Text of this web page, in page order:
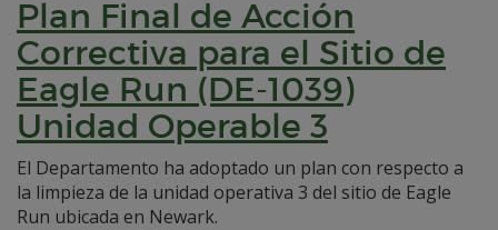
Plan Final de Acción
Correctiva para el Sitio de
Eagle Run (DE-1039)
Unidad Operable 3
El Departamento ha adoptado un plan con respecto a
la limpieza de la unidad operativa 3 del sitio de Eagle
Run ubicada en Newark.